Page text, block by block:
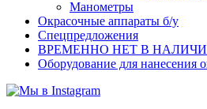
Манометры
Окрасочные аппараты б/у
Спецпредложения
ВРЕМЕННО НЕТ В
Оборудование для нанесения